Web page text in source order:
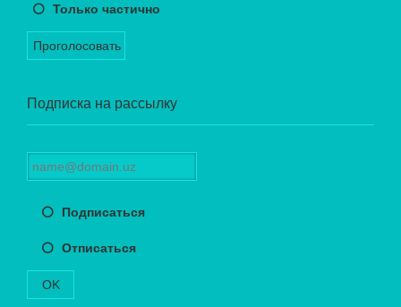
Только частично
Проголосовать
Подписка на рассылку
Подписаться
Отписаться
OK